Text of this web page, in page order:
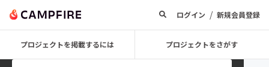
ログイン / 新規会員登録
プロジェクトを掲載するには プロジェクトをさがす